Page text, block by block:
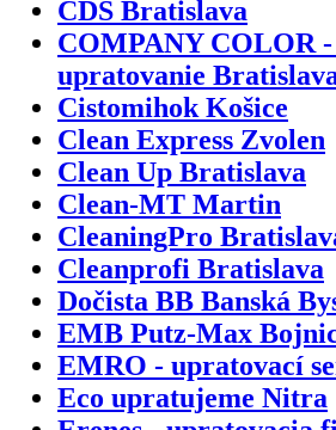
CDS Bratislava
COMPANY COLOR
upratovanie
Cistomihok Košice
Clean Express Zvolen
Clean Up Bratislava
Clean-MT Martin
CleaningPro
Cleanprofi Bratislava
Dočista BB Banská
EMB Putz-Max
EMRO - upratovací
Eco upratujeme Nitra